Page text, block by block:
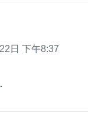
日 下午8:37